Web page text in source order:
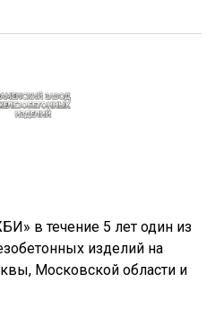
в течение 5 лет один из
изделий на
Московской области и